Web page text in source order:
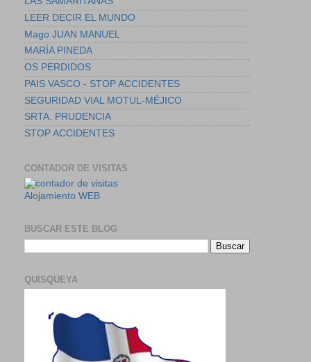
LEER DECIR EL MUNDO
Mago JUAN MANUEL
MARÍA PINEDA
OS PERDIDOS
PAIS VASCO - STOP ACCIDENTES
SEGURIDAD VIAL MOTUL-MÉJICO
SRTA. PRUDENCIA
STOP ACCIDENTES
CONTADOR DE VISITAS
Alojamiento WEB
BUSCAR ESTE BLOG
QUISQUEYA